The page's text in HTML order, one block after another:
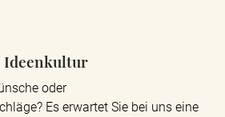
Ideenkultur
oder
Es erwartet Sie bei uns eine